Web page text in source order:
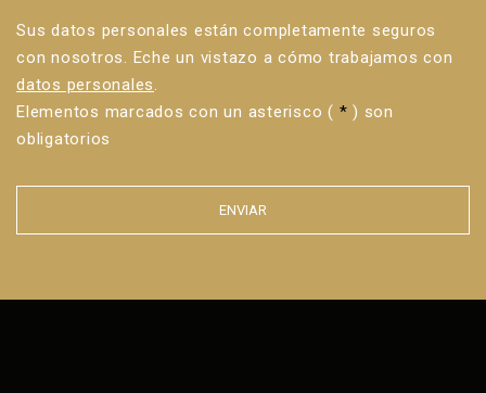
Sus datos personales están completamente seguros
con nosotros. Eche un vistazo a cómo trabajamos con
datos personales.
Elementos marcados con un asterisco ( * ) son
obligatorios
ENVIAR
formulario.